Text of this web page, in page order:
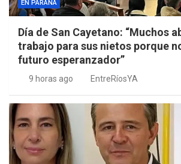
EN PARANÁ
Día de San Cayetano: “Muchos
trabajo para sus nietos porque
futuro esperanzador”
9 horas ago EntreRíosYA